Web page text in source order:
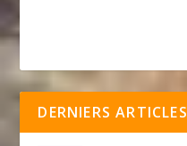
DERNIERS ARTICLES